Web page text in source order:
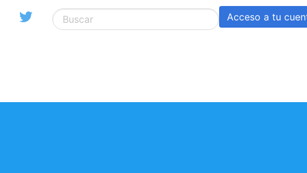
Acceso a tu